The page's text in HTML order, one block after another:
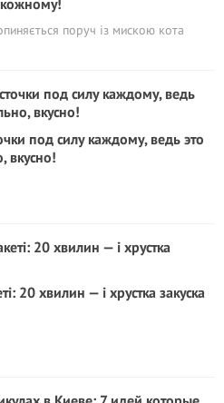
кожному!
поруч із мискою кота
под силу каждому, ведь это
вкусно!
20 хвилин — і хрустка закуска